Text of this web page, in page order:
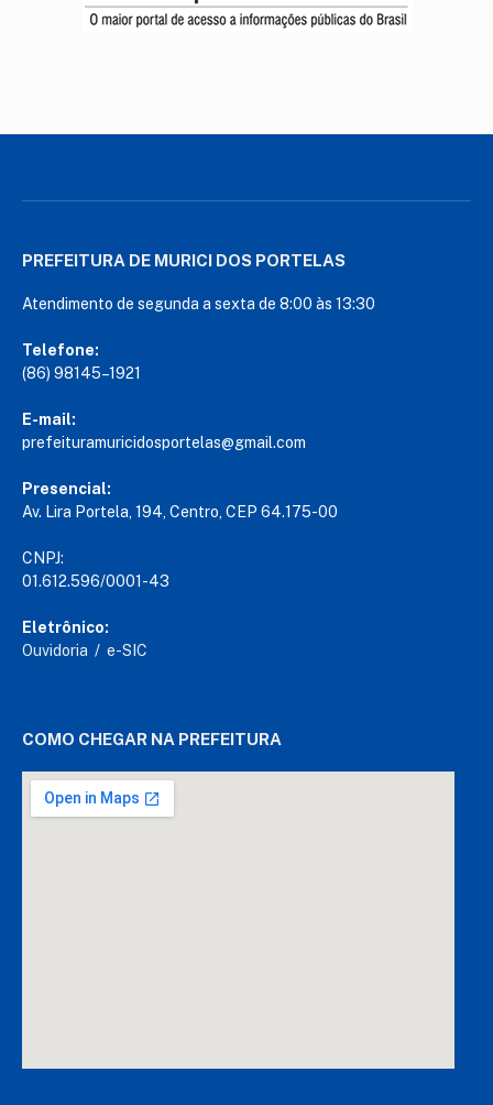
PREFEITURA DE MURICI DOS PORTELAS
Atendimento de segunda a sexta de 8:00 às 13:30
Telefone:
(86) 98145–1921
E-mail:
prefeituramuricidosportelas@gmail.com
Presencial:
Av. Lira Portela, 194, Centro, CEP 64.175-00
CNPJ:
01.612.596/0001-43
Eletrônico:
Ouvidoria / e-SIC
COMO CHEGAR NA PREFEITURA